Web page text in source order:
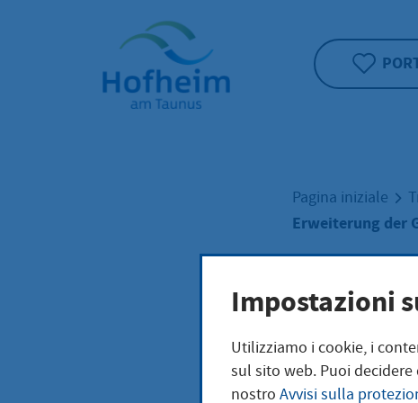
Home"
Pagina iniziale
Erweiterung der
Impostazioni
Utilizziamo i cookie, i
sul sito web. Puoi
nostro Avvisi sulla